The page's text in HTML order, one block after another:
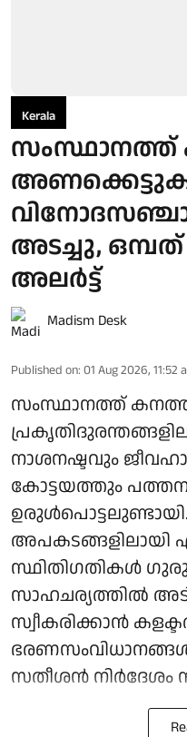
Kerala
സംസ്ഥാനത്ത്
അടച്ചു, ഒമ്പത്
അലര്‍ട്ട്
Madism Desk
Published on: 01 Aug 2026, 11:52
സംസ്ഥാനത്ത്
നാശനഷ്ടവും
കോട്ടയത്തും
ഉരുള്‍പൊട്ടലുണ്ടായി.
അപകടങ്ങളിലായി
സ്ഥിതിഗതികള്‍
സാഹചര്യത്തില്‍
സ്വീകരിക്കാന്‍
സതീശന്‍ നിര്‍ദേശം